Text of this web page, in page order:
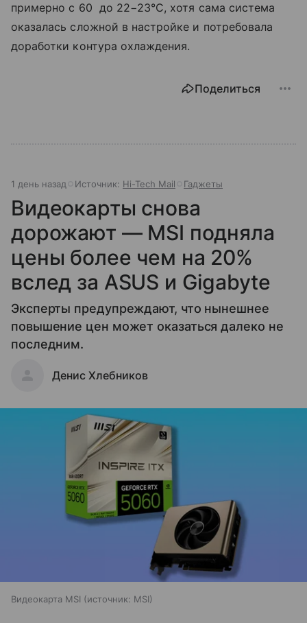
примерно с 60 до 22−23°C, хотя сама система
оказалась сложной в настройке и потребовала
доработки контура охлаждения.
Поделиться
1 день назад Источник: Hi-Tech Mail Гаджеты
Видеокарты снова
дорожают — MSI подняла
цены более чем на 20%
вслед за ASUS и Gigabyte
Эксперты предупреждают, что нынешнее
повышение цен может оказаться далеко не
последним.
Денис Хлебников
Видеокарта MSI источник: MSI